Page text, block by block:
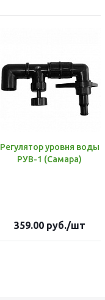
Регулятор уровня воды
РУВ-1 (Самара)
359.00руб./шт